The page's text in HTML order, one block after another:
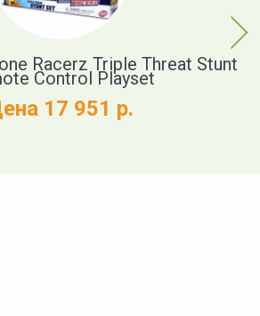
Racerz Triple Threat Stunt
Control Playset
17 951 р.
Next